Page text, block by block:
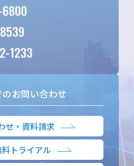
1233
お問い合わせ
せ・資料請求
トライアル